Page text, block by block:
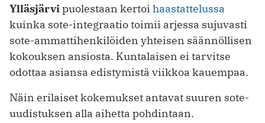
Ylläsjärvipuolestaan kertoi haastattelussa
kuinka sote-integraatio toimii arjessa sujuvasti
sote-ammattihenkilöiden yhteisen säännöllisen
kokouksen ansiosta. Kuntalaisen ei tarvitse
odottaa asiansa edistymistä viikkoa kauempaa.
Näin erilaiset kokemukset antavat suuren sote-
uudistuksen alla aihetta pohdintaan.